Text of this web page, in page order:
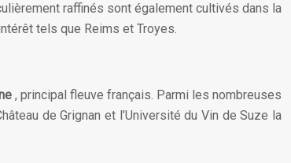
raffinés sont également cultivés dans la
tels que Reims et Troyes.
, principal fleuve français. Parmi les nombreuses
de Grignan et l’Université du Vin de Suze la